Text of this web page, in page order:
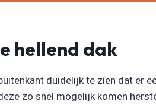
hellend dak
duidelijk te zien dat er
zo snel mogelijk komen